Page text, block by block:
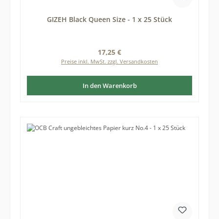
GIZEH Black Queen Size - 1 x 25 Stück
Regulärer Preis:
17,25 €
Preise inkl. MwSt. zzgl. Versandkosten
In den Warenkorb